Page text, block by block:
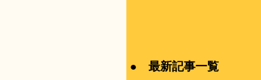
● 最新記事一覧